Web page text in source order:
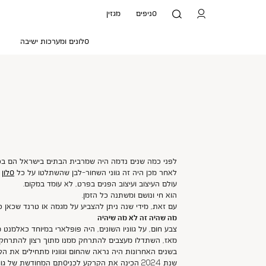
סניפים מגזין
סלונים ומערכות ישיבה
לפני כמה שנים נדמה היה שמרבית הבתים בישראל הם
לאחר מכן היה זה גווני השחור-לבן שהשתלטו על כל סלון
עולם העיצוב ועיצוב הפנים בפרט, לא עומד במקום.
הוא חי ונושם ומשתנה כל הזמן.
עם זאת, מידי שנה ניתן להצביע על מגמה או טרנד שכאן
מה שהיה זה לא מה שיהיה
צבע חום, על גווניו השונים, היה פופלארי במיוחד כאלמנט
מאז, השתדלו מעצבים להתרחק ממנו מתוך רצון
בשנים האחרונות היה נראה שהחום וגווניו מתחילים